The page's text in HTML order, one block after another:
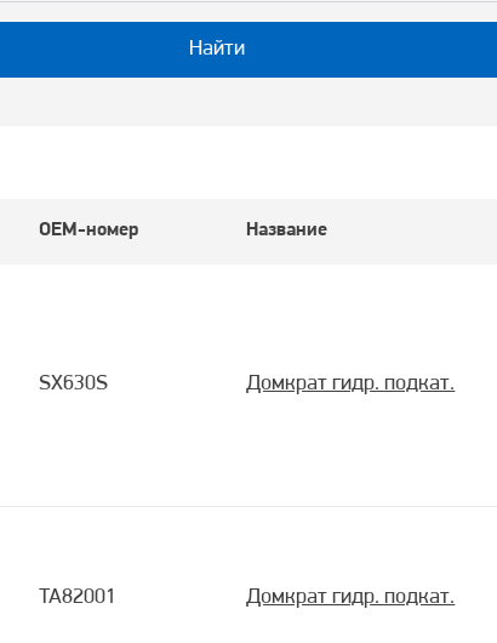
Найти
OEM-номер Название
SX630S Домкрат гидр. подкат.
TA82001 Домкрат гидр. подкат.